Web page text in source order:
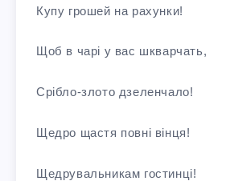
Купу грошей на рахунки!
Щоб в чарі у вас шкварчать,
Срібло-злото дзеленчало!
Щедро щастя повні вінця!
Щедрувальникам гостинці!